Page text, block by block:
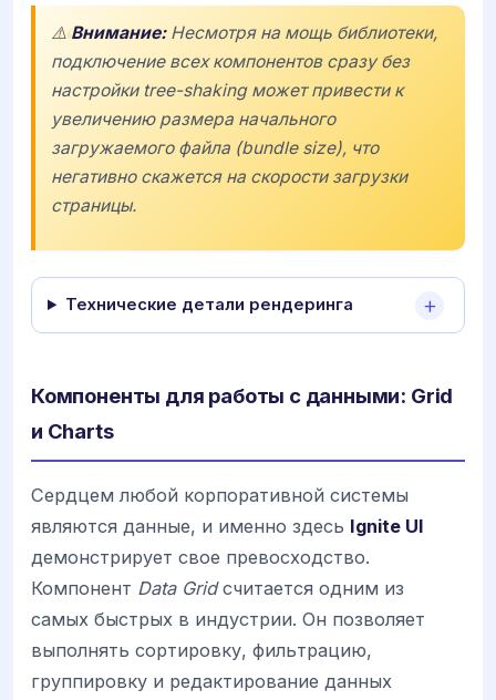
⚠️Внимание:Несмотря на мощь библиотеки,
подключение всех компонентов сразу без
настройки tree-shaking может привести к
увеличению размера начального
загружаемого файла (bundle size), что
негативно скажется на скорости загрузки
страницы.
Технические детали рендеринга
Компоненты для работы с данными: Grid
и Charts
Сердцем любой корпоративной системы
являются данные, и именно здесь Ignite UI
демонстрирует свое превосходство.
Компонент Data Gridсчитается одним из
самых быстрых в индустрии. Он позволяет
выполнять сортировку, фильтрацию,
группировку и редактирование данных